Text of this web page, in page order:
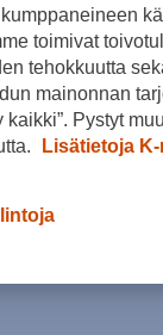
toimivat
tehokkuutta
mainonnan
kaikki”. Pystyt
Lisätietoja